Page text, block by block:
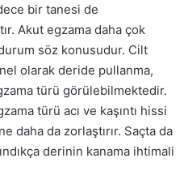
bir tanesi de
Akut egzama daha çok
söz konusudur. Cilt
olarak deride pullanma,
türü görülebilmektedir.
türü acı ve kaşıntı hissi
daha da zorlaştırır. Saçta da
derinin kanama ihtimali